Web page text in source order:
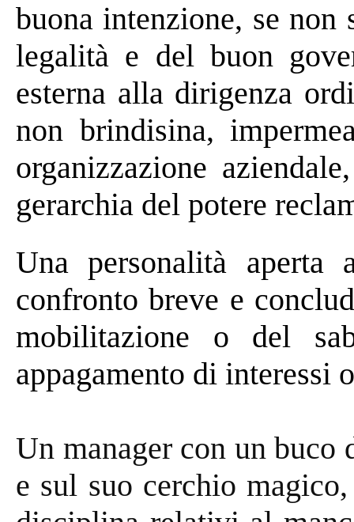
buona intenzione, se
legalità e del buon
esterna alla dirigenza
non brindisina,
organizzazione
gerarchia del potere
Una personalità
confronto breve e
mobilitazione o del
appagamento di
Un manager con un buco
e sul suo cerchio